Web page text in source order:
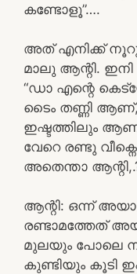
കണ്ടോളൂ”….
അത് എനിക്ക്
മാലു ആന്റി.
“ഡാ എന്റെ
ടൈം തണ്ണി
ഇഷ്ടത്തിലും
വേറെ രണ്ടു
അതെന്താ
ആന്റി: ഒന്ന്
രണ്ടാമത്തേത്
മുലയും പോലെ
കുണ്ടിയും കൂടി